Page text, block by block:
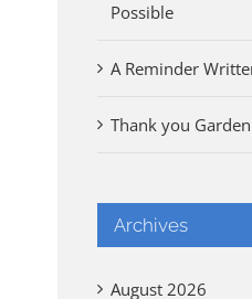
Possible
A Reminder
Thank you
Archives
August 2026